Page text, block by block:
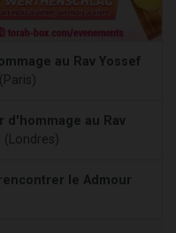
au Rav Yossef
(Paris)
d'hommage au Rav
(Londres)
le Admour